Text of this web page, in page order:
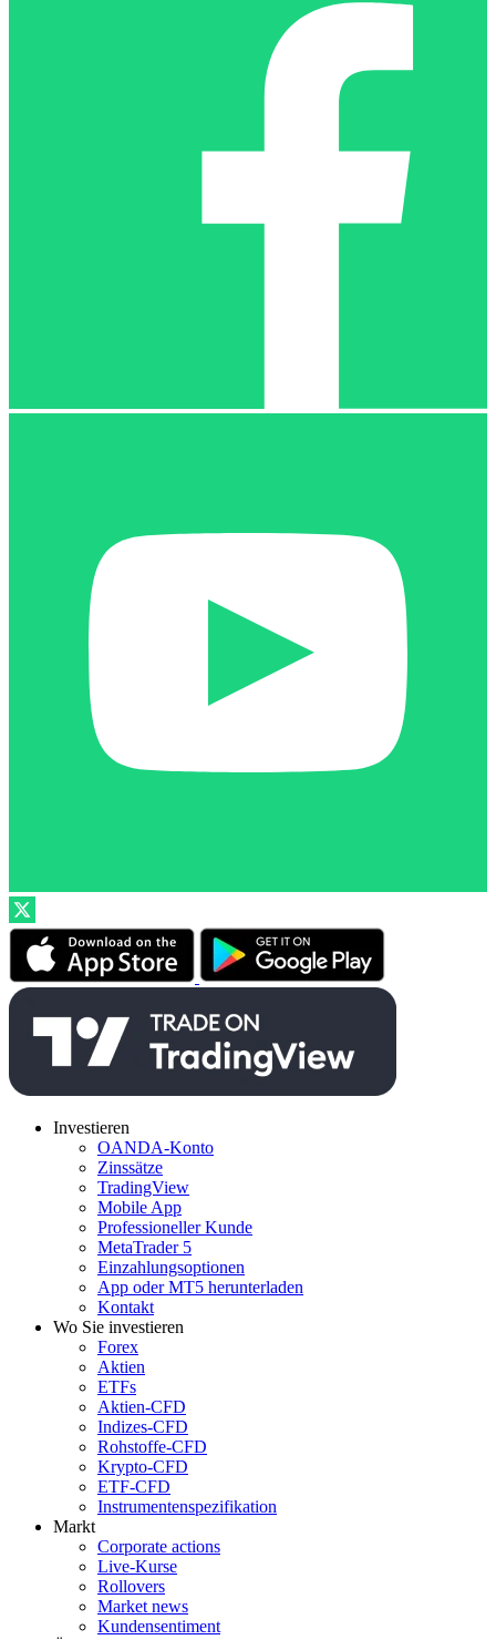
Investieren
OANDA-Konto
Zinssätze
TradingView
Mobile App
Professioneller Kunde
MetaTrader 5
Einzahlungsoptionen
App oder MT5 herunterladen
Kontakt
Wo Sie investieren
Forex
Aktien
ETFs
Aktien-CFD
Indizes-CFD
Rohstoffe-CFD
Krypto-CFD
ETF-CFD
Instrumentenspezifikation
Markt
Corporate actions
Live-Kurse
Rollovers
Market news
Kundensentiment